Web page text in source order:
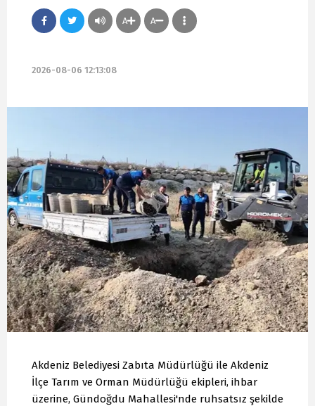
A A
2026-08-06 12:13:08
Akdeniz Belediyesi Zabıta Müdürlüğü ile Akdeniz
İlçe Tarım ve Orman Müdürlüğü ekipleri, ihbar
üzerine, Gündoğdu Mahallesi'nde ruhsatsız şekilde